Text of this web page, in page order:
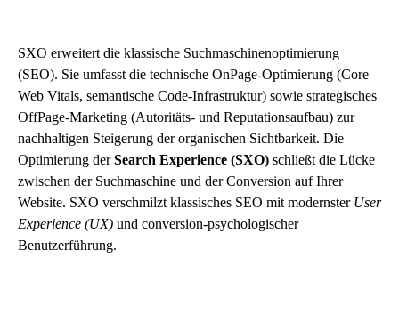
SXO erweitert die klassische Suchmaschinenoptimierung
(SEO). Sie umfasst die technische OnPage-Optimierung (Core
Web Vitals, semantische Code-Infrastruktur) sowie strategisches
OffPage-Marketing (Autoritäts- und Reputationsaufbau) zur
nachhaltigen Steigerung der organischen Sichtbarkeit. Die
Optimierung derSearch Experience (SXO) schließt die Lücke
zwischen der Suchmaschine und der Conversion auf Ihrer
Website. SXO verschmilzt klassisches SEO mit modernster User
Experience (UX) und conversion-psychologischer
Benutzerführung.